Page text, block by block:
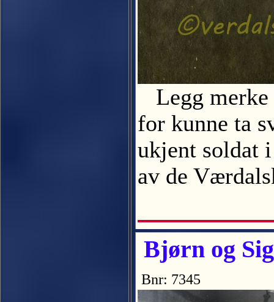
Legg
for kunne ta
ukjent soldat
av de
Bjørn og
Bnr: 7345